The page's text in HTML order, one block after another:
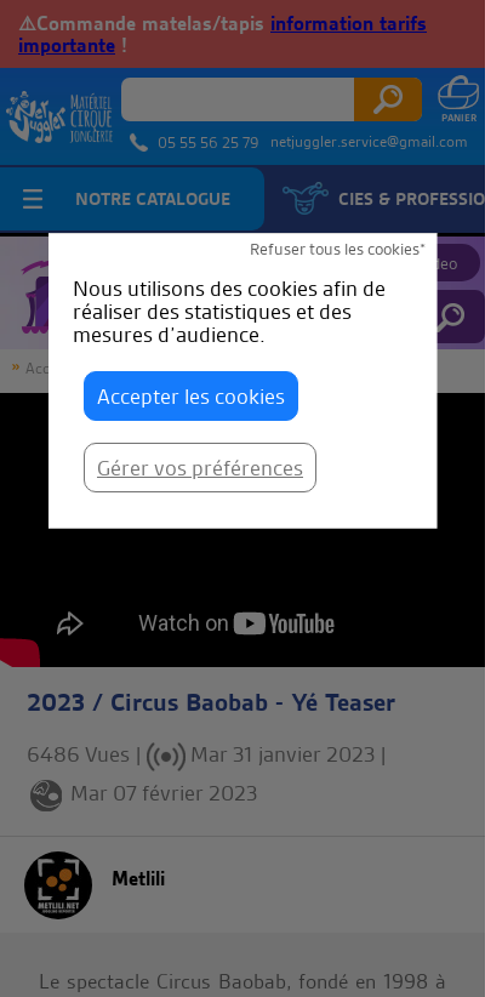
Refuser tous les cookies*
Nous utilisons des cookies afin de
réaliser des statistiques et des
mesures d’audience.
Accepter les cookies
Gérer vos préférences
⚠️Commande matelas/tapis information tarifs
importante !
05 55 56 25 79 netjuggler.service@gmail.com
NOTRE CATALOGUE CIES &
JuggleTube Proposer une video
Accueil JuggleTube 2023 / Circus Baobab - Yé Teaser
2023 / Circus Baobab - Yé Teaser
6486 Vues | Mar 31 janvier 2023 |
Mar 07 février 2023
Metlili
Le spectacle Circus Baobab, fondé en 1998 à